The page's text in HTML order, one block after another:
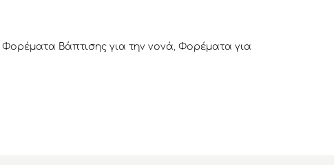
Φορέματα Βάπτισης για την νονά, Φορέματα για